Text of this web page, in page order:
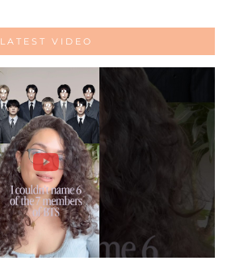
LATEST VIDEO